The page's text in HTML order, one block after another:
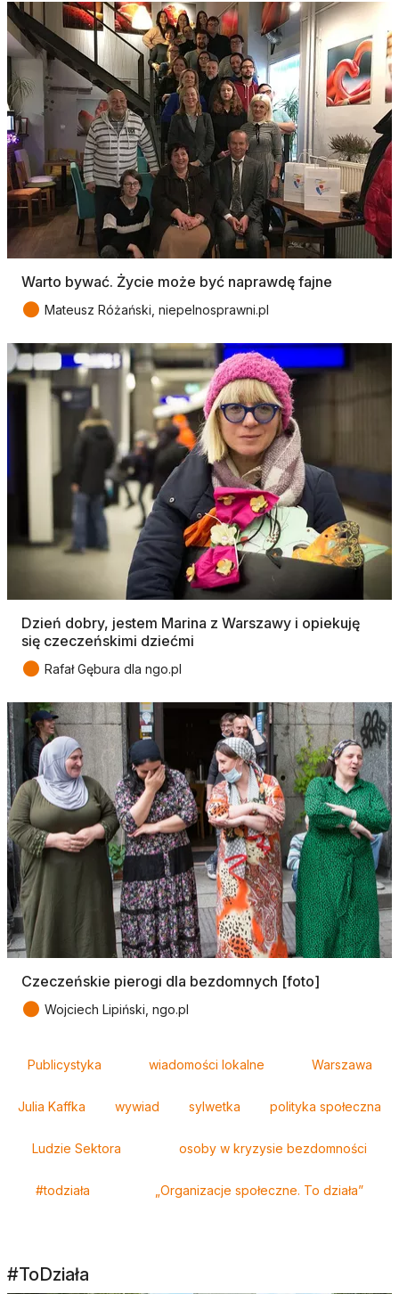
Warto bywać. Życie może być naprawdę fajne
● Mateusz Różański, niepelnosprawni.pl
Dzień dobry, jestem Marina z Warszawy i opiekuję
się czeczeńskimi dziećmi
● Rafał Gębura dla ngo.pl
Czeczeńskie pierogi dla bezdomnych [foto]
● Wojciech Lipiński, ngo.pl
Publicystyka wiadomości lokalne Warszawa
Julia Kaffka wywiad sylwetka polityka społeczna
Ludzie Sektora osoby w kryzysie bezdomności
#todziała „Organizacje społeczne. To działa”
#ToDziała